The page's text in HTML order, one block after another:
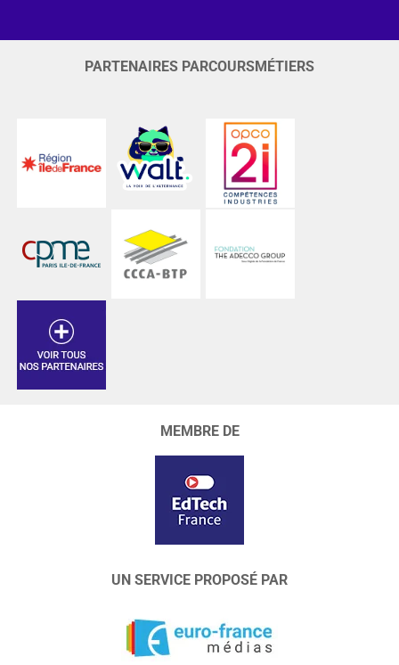
PARTENAIRES PARCOURSMÉTIERS
MEMBRE DE
UN SERVICE PROPOSÉ PAR